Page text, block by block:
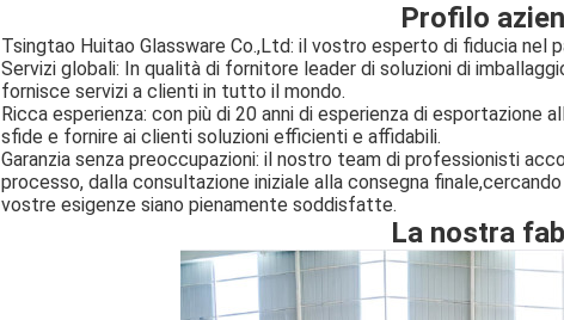
Profilo
Tsingtao Huitao Glassware Co.,Ltd: il vostro esperto di fiducia nel
Servizi globali: In qualità di fornitore leader di soluzioni di
fornisce servizi a clienti in tutto il mondo.
Ricca esperienza: con più di 20 anni di esperienza di esportazione
sfide e fornire ai clienti soluzioni efficienti e affidabili.
Garanzia senza preoccupazioni: il nostro team di professionisti
processo, dalla consultazione iniziale alla consegna
vostre esigenze siano pienamente soddisfatte.
La nostra